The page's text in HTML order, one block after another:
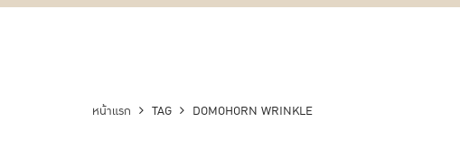
หน้าแรก TAG DOMOHORN WRINKLE